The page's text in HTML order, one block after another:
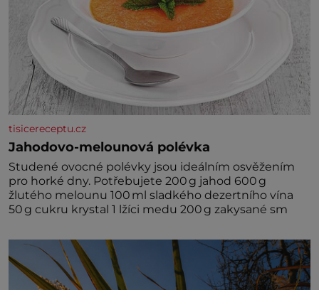
tisicereceptu.cz
Jahodovo-melounová polévka
Studené ovocné polévky jsou ideálním osvěžením
pro horké dny. Potřebujete 200 g jahod 600 g
žlutého melounu 100 ml sladkého dezertního vína
50 g cukru krystal 1 lžíci medu 200 g zakysané sm